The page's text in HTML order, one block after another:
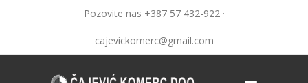
Pozovite nas +387 57 432-922 ·
cajevickomerc@gmail.com